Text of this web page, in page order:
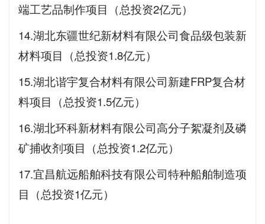
端工艺品制作项目（总投资2亿元）
14.湖北东疆世纪新材料有限公司食品级包装新
材料项目（总投资1.8亿元）
15.湖北谐宇复合材料有限公司新建FRP复合材
料项目（总投资1.5亿元）
16.湖北环科新材料有限公司高分子絮凝剂及磷
矿捕收剂项目（总投资1.2亿元）
17.宜昌航远船舶科技有限公司特种船舶制造项
目（总投资1亿元）